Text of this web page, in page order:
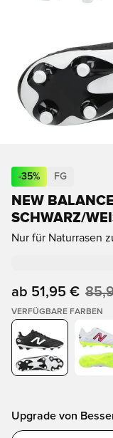
-35% FG
NEW
SCHWARZ/
Nur für Naturrasen
ab 51,95 €
VERFÜGBARE FARBEN
Upgrade von